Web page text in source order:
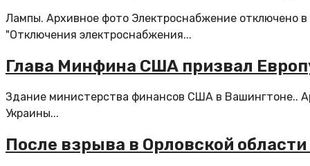
Лампы. Архивное фото Электроснабжение отключено
"️Отключения электроснабжения...
Глава Минфина США призвал
Здание министерства финансов США в Вашингтоне..
Украины...
После взрыва в Орловской